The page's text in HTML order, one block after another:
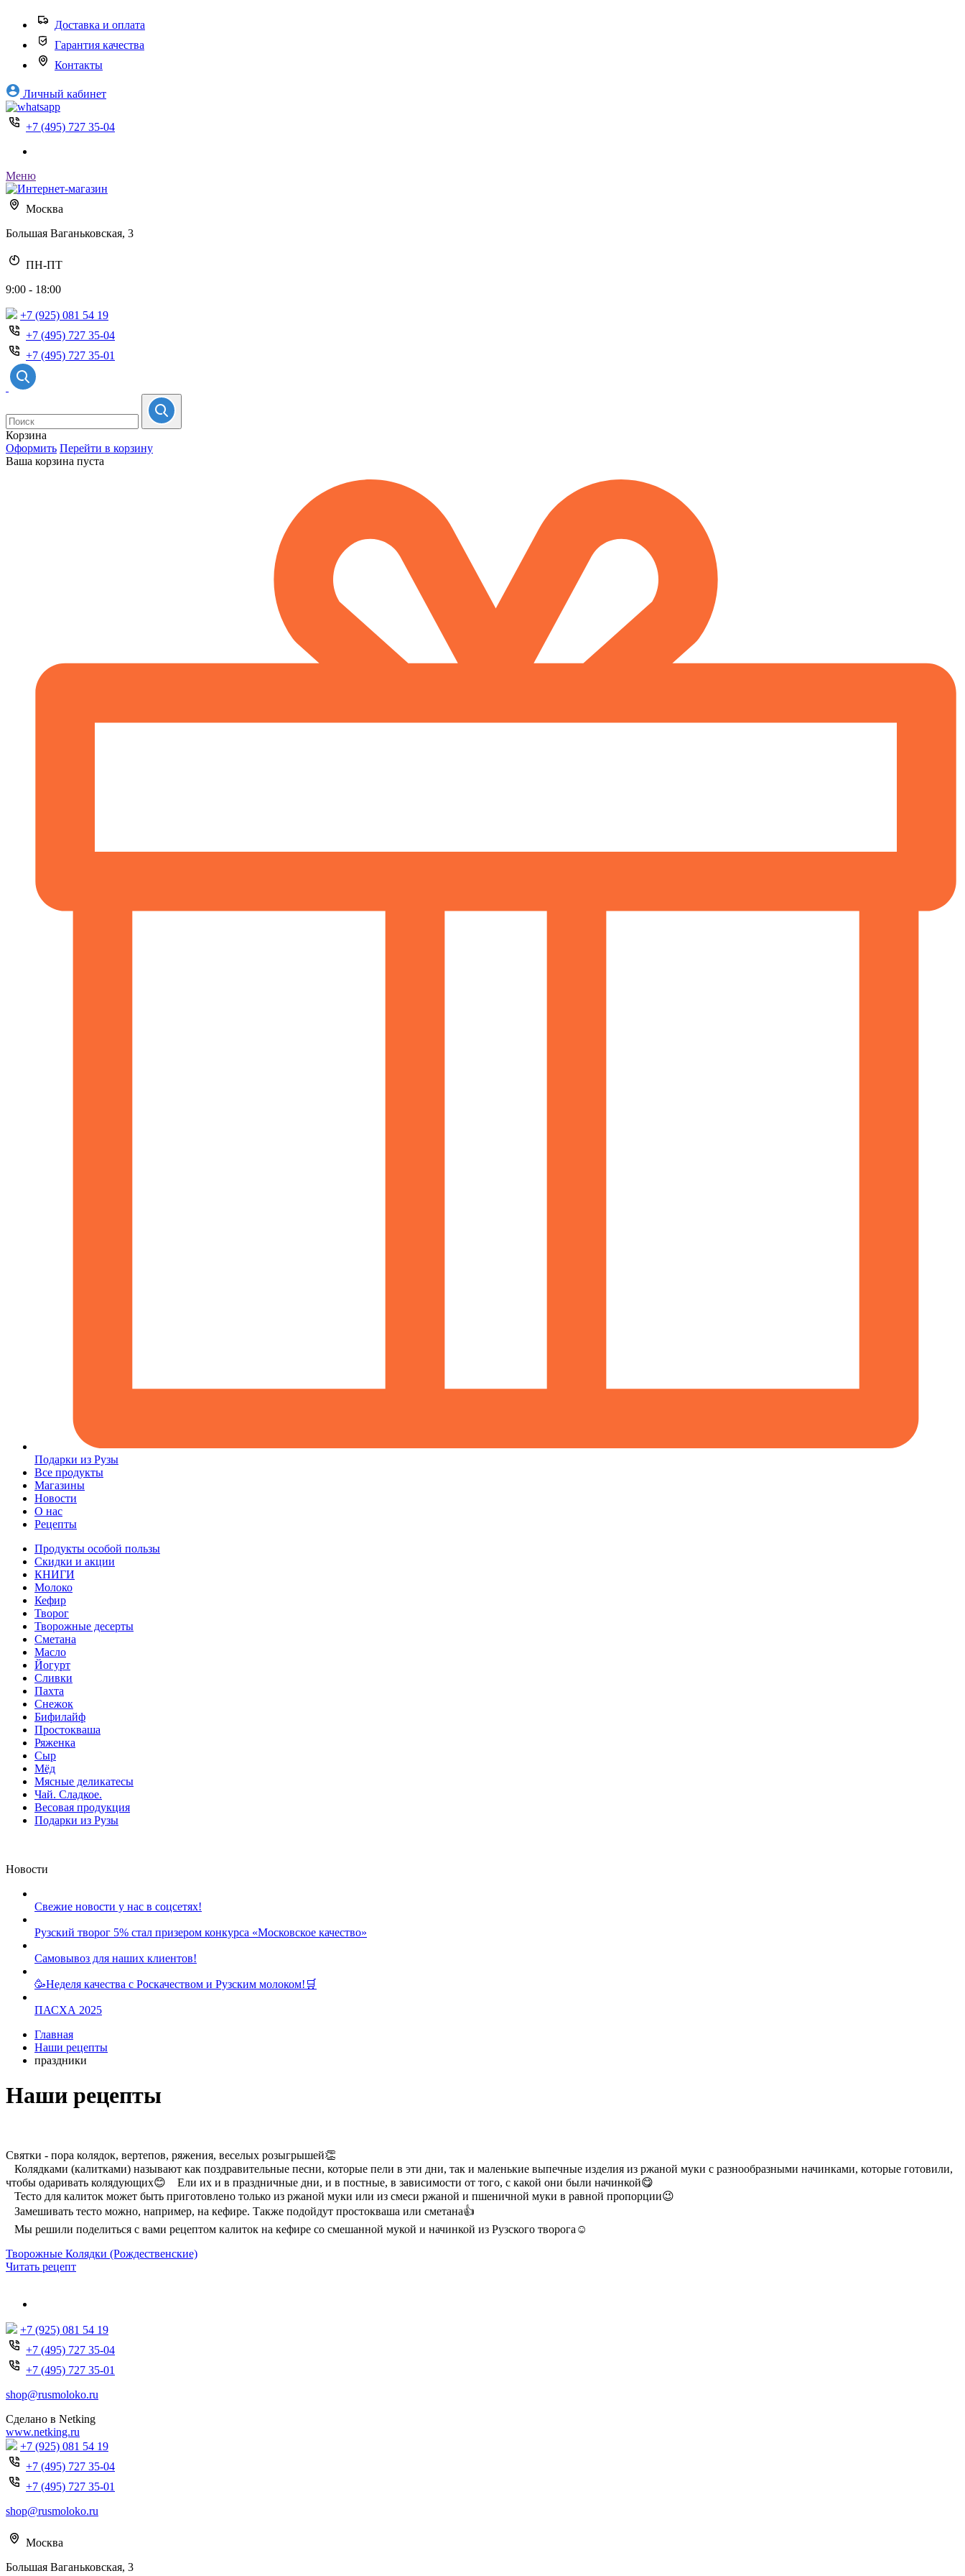
Доставка и оплата
Гарантия качества
Контакты
Личный кабинет
+7 (495) 727 35-04
Меню
Москва
Большая Ваганьковская, 3
ПН-ПТ
9:00 - 18:00
+7 (925) 081 54 19
+7 (495) 727 35-04
+7 (495) 727 35-01
Корзина
Оформить Перейти в корзину
Ваша корзина пуста
Подарки из Рузы
Все продукты
Магазины
Новости
О нас
Рецепты
Продукты особой пользы
Скидки и акции
КНИГИ
Молоко
Кефир
Творог
Творожные десерты
Сметана
Масло
Йогурт
Сливки
Пахта
Снежок
Бифилайф
Простокваша
Ряженка
Сыр
Мёд
Мясные деликатесы
Чай. Сладкое.
Весовая продукция
Подарки из Рузы
Новости
Свежие новости у нас в соцсетях!
Рузский творог 5% стал призером конкурса «Московское качество»
Самовывоз для наших клиентов!
🥳Неделя качества с Роскачеством и Рузским молоком!🛒
ПАСХА 2025
Главная
Наши рецепты
праздники
Наши рецепты
Святки - пора колядок, вертепов, ряжения, веселых розыгрышей👏
⠀Колядками (калитками) называют как поздравительные песни, которые пели в эти дни, так и маленькие выпечные изделия из ржаной муки с разнообразными начинками, которые готовили,
чтобы одаривать колядующих😊 ⠀Ели их и в праздничные дни, и в постные, в зависимости от того, с какой они были начинкой😋
⠀Тесто для калиток может быть приготовлено только из ржаной муки или из смеси ржаной и пшеничной муки в равной пропорции😉
⠀Замешивать тесто можно, например, на кефире. Также подойдут простокваша или сметана👍
⠀Мы решили поделиться с вами рецептом калиток на кефире со смешанной мукой и начинкой из Рузского творога☺️
Творожные Колядки (Рождественские)
Читать рецепт
+7 (925) 081 54 19
+7 (495) 727 35-04
+7 (495) 727 35-01
shop@rusmoloko.ru
Сделано в Netking
www.netking.ru
+7 (925) 081 54 19
+7 (495) 727 35-04
+7 (495) 727 35-01
shop@rusmoloko.ru
Москва
Большая Ваганьковская, 3